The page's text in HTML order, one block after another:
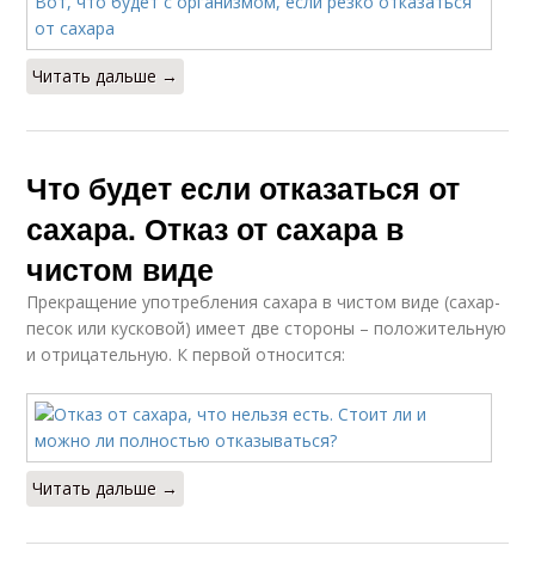
Читать дальше →
Что будет если отказаться от
сахара. Отказ от сахара в
чистом виде
Прекращение употребления сахара в чистом виде (сахар-
песок или кусковой) имеет две стороны – положительную
и отрицательную. К первой относится:
Читать дальше →